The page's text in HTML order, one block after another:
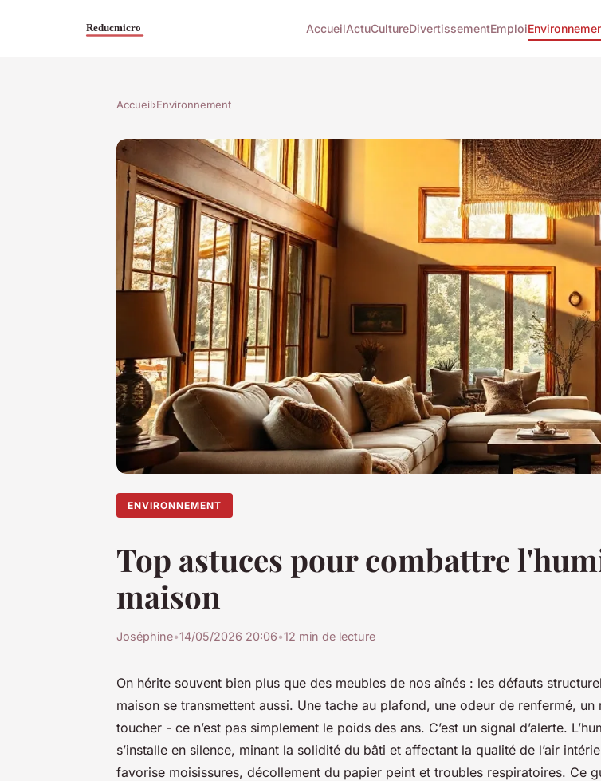
AccueilActuCultureDivertissementEmploi
Accueil›Environnement
ENVIRONNEMENT
Top astuces pour combattre
maison
Joséphine•14/05/2026 20:06•12 min de lecture
On hérite souvent bien plus que des meubles de nos aînés : les défauts
maison se transmettent aussi. Une tache au plafond, une odeur de renfermé,
toucher - ce n’est pas simplement le poids des ans. C’est un signal d’alerte.
s’installe en silence, minant la solidité du bâti et affectant la qualité de l’air
favorise moisissures, décollement du papier peint et troubles respiratoires. Ce